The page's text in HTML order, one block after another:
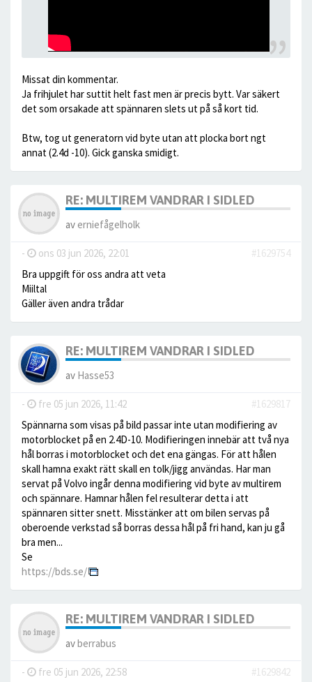
Missat din kommentar.
Ja frihjulet har suttit helt fast men är precis bytt. Var säkert
det som orsakade att spännaren slets ut på så kort tid.
Btw, tog ut generatorn vid byte utan att plocka bort ngt
annat (2.4d -10). Gick ganska smidigt.
RE: MULTIREM VANDRAR I SIDLED
av erniefågelholk
- ons 03 jun 2026, 22:01
#1629754
Bra uppgift för oss andra att veta
Miiltal
Gäller även andra trådar
RE: MULTIREM VANDRAR I SIDLED
av Hasse53
- fre 05 jun 2026, 11:42
#1629817
Spännarna som visas på bild passar inte utan modifiering av
motorblocket på en 2.4D-10. Modifieringen innebär att två nya
hål borras i motorblocket och det ena gängas. För att hålen
skall hamna exakt rätt skall en tolk/jigg användas. Har man
servat på Volvo ingår denna modifiering vid byte av multirem
och spännare. Hamnar hålen fel resulterar detta i att
spännaren sitter snett. Misstänker att om bilen servas på
oberoende verkstad så borras dessa hål på fri hand, kan ju gå
bra men...
Se
https://bds.se/
RE: MULTIREM VANDRAR I SIDLED
avberrabus
- fre 05 jun 2026, 22:58
#1629842